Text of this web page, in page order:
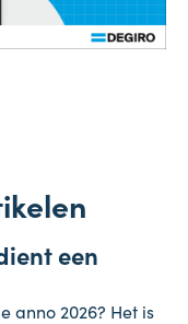
een
anno 2026? Het is